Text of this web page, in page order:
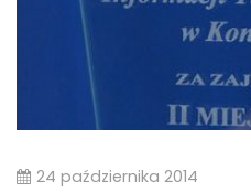
24 października 2014